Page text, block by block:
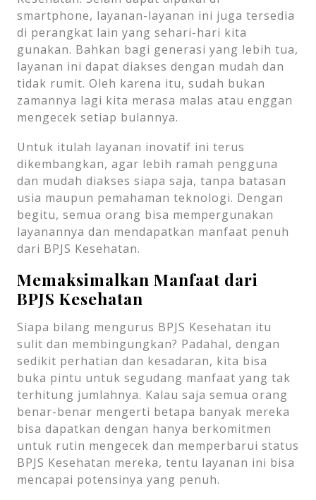
smartphone, layanan-layanan ini juga tersedia
di perangkat lain yang sehari-hari kita
gunakan. Bahkan bagi generasi yang lebih tua,
layanan ini dapat diakses dengan mudah dan
tidak rumit. Oleh karena itu, sudah bukan
zamannya lagi kita merasa malas atau enggan
mengecek setiap bulannya.
Untuk itulah layanan inovatif ini terus
dikembangkan, agar lebih ramah pengguna
dan mudah diakses siapa saja, tanpa batasan
usia maupun pemahaman teknologi. Dengan
begitu, semua orang bisa mempergunakan
layanannya dan mendapatkan manfaat penuh
dari BPJS Kesehatan.
Memaksimalkan Manfaat dari
BPJS Kesehatan
Siapa bilang mengurus BPJS Kesehatan itu
sulit dan membingungkan? Padahal, dengan
sedikit perhatian dan kesadaran, kita bisa
buka pintu untuk segudang manfaat yang tak
terhitung jumlahnya. Kalau saja semua orang
benar-benar mengerti betapa banyak mereka
bisa dapatkan dengan hanya berkomitmen
untuk rutin mengecek dan memperbarui status
BPJS Kesehatan mereka, tentu layanan ini bisa
mencapai potensinya yang penuh.